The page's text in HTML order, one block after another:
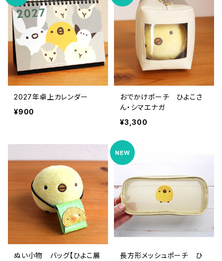
2027年卓上カレンダー
¥900
おでかけポーチ ひよこさ
ん・シマエナガ
¥3,300
ぬい小物 バッグ【ひよこ展 長方形メッシュポーチ ひ